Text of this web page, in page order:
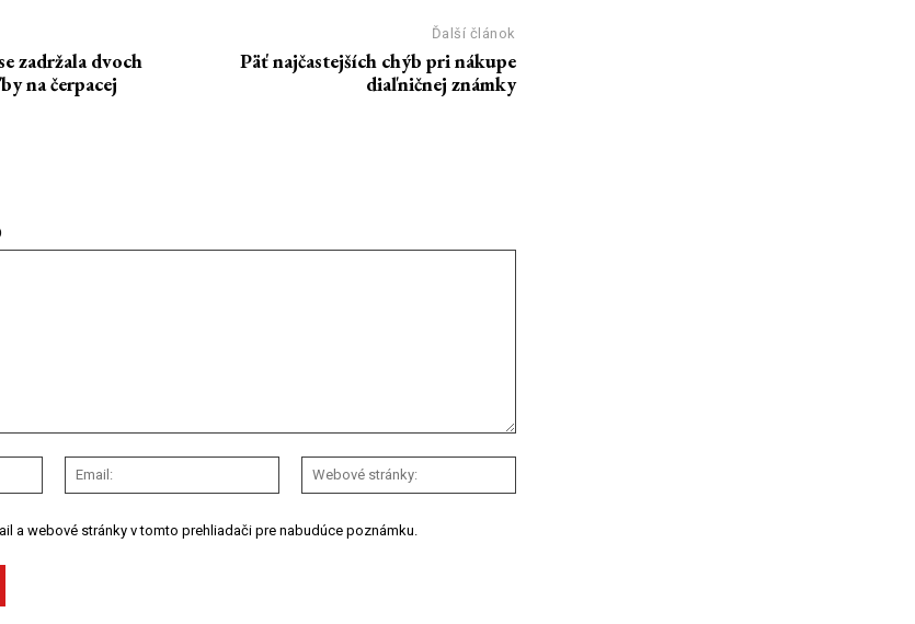
zadržala dvoch
na čerpacej
Ďalší článok
Päť najčastejších chýb pri nákupe
diaľničnej známky
Meno:
Email:
stránky:
a webové stránky v tomto prehliadači pre nabudúce poznámku.